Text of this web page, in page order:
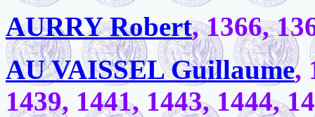
AURRY Robert, 1366,
AU VAISSEL Guillaume,
1439, 1441, 1443, 1444,